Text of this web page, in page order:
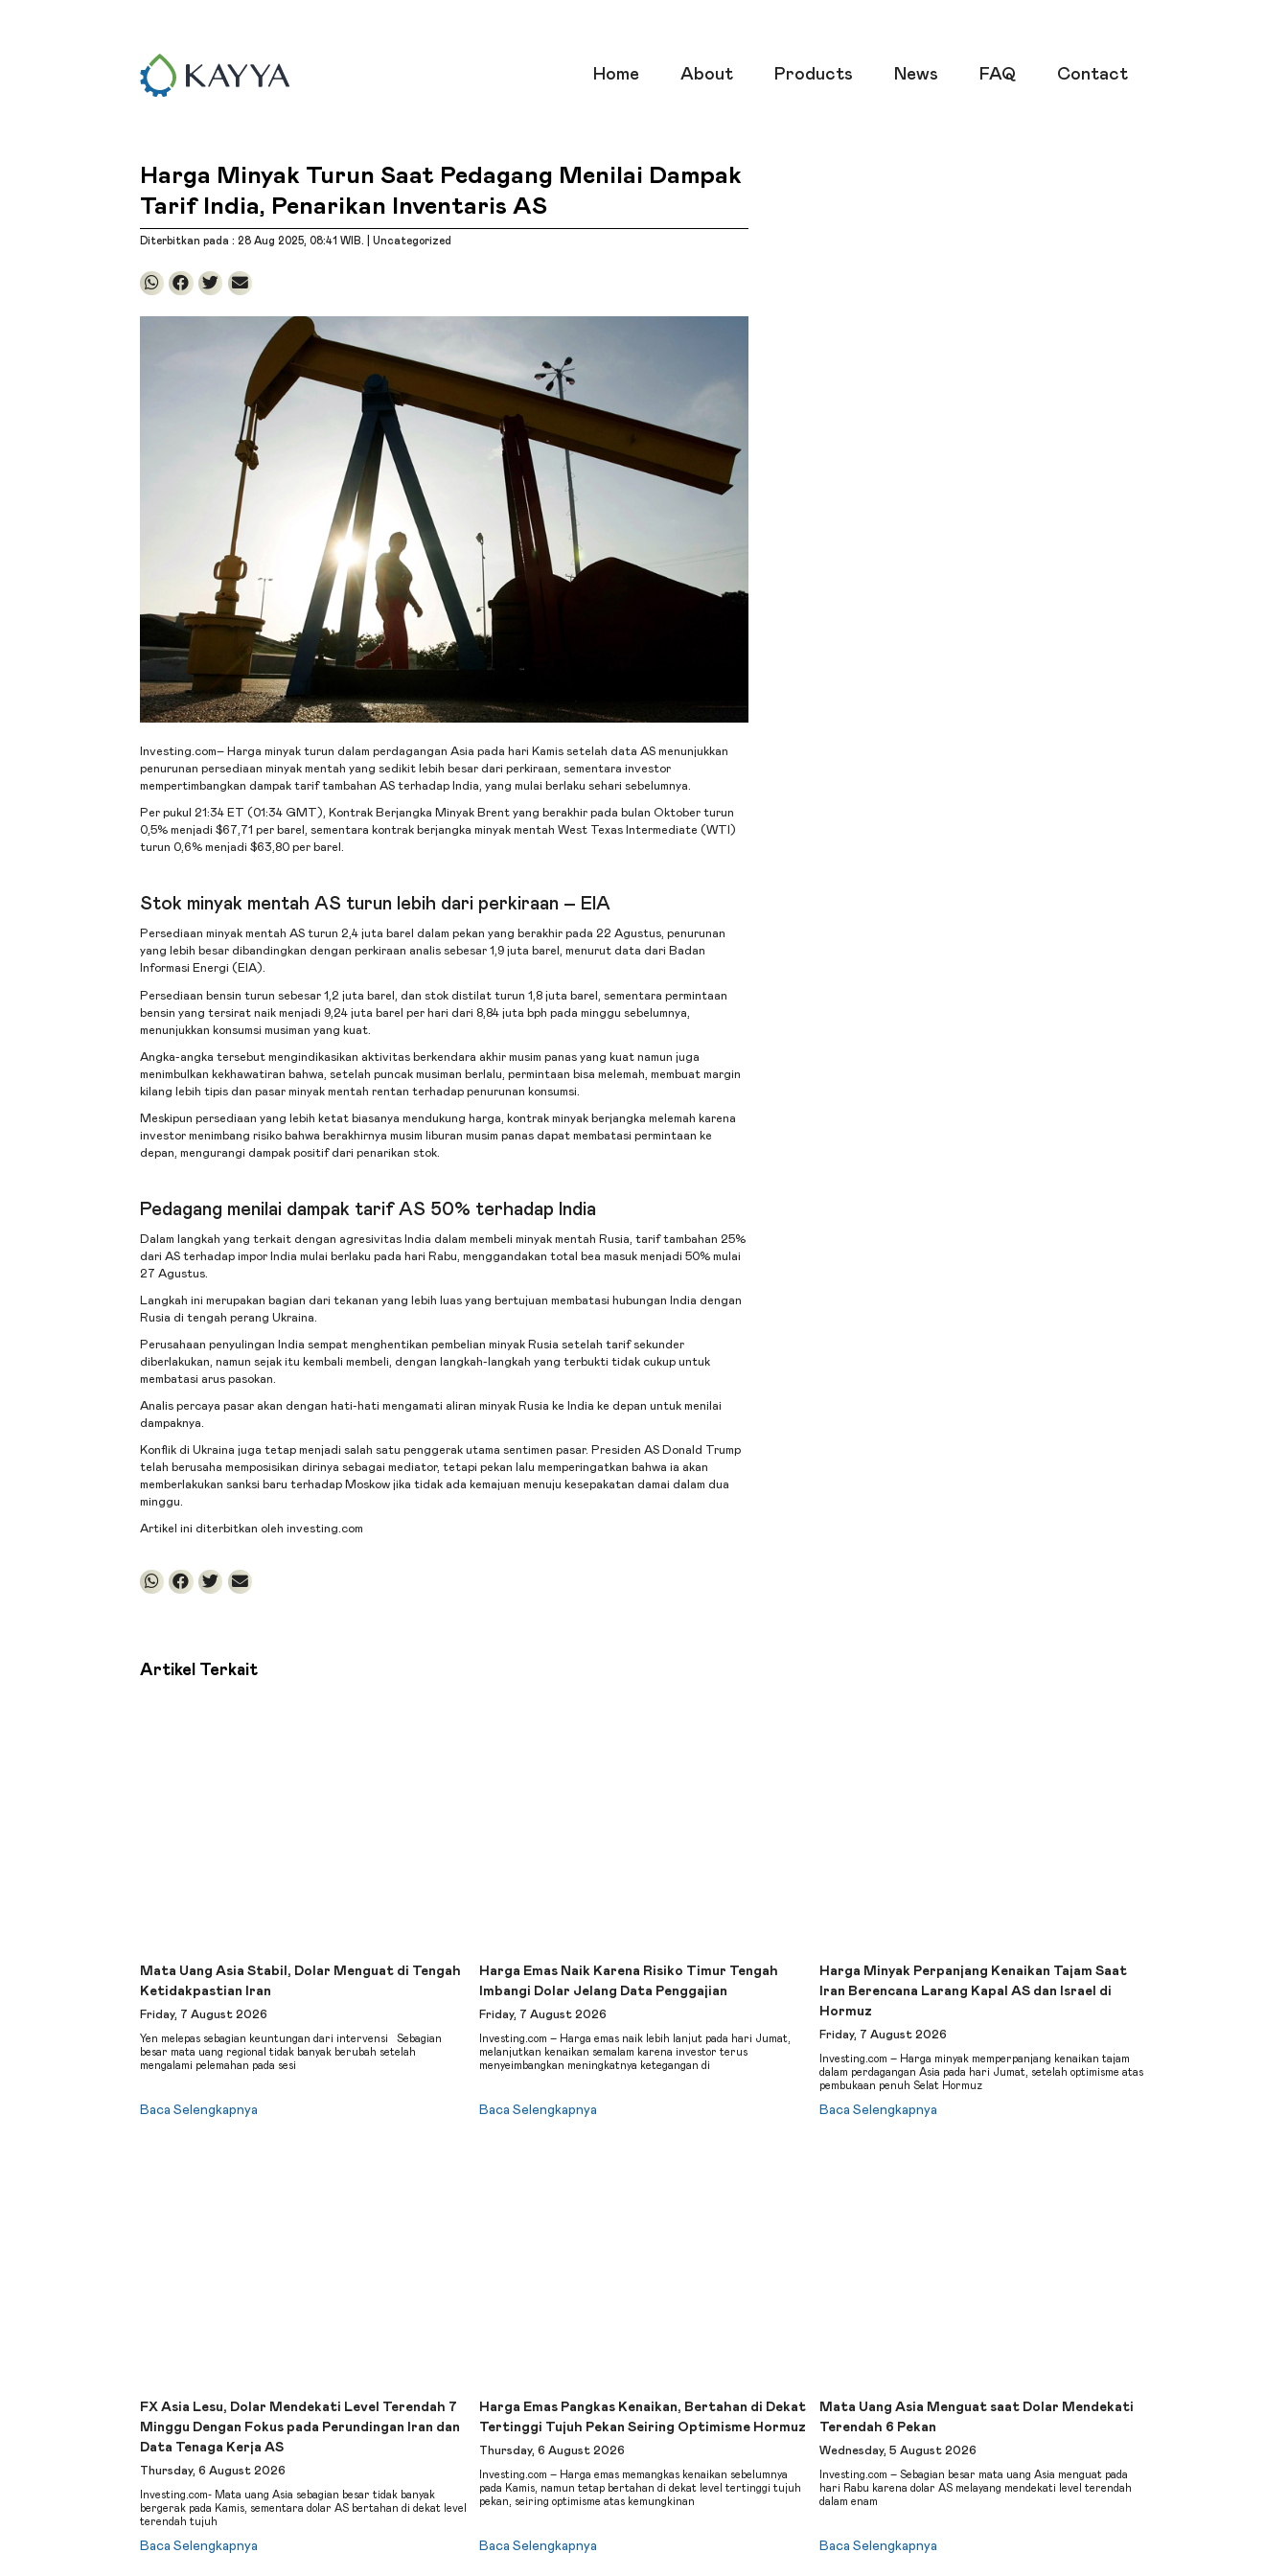
Home About Products News FAQ Contact
Harga Minyak Turun Saat Pedagang Menilai Dampak
Tarif India, Penarikan Inventaris AS
Diterbitkan pada : 28 Aug 2025, 08:41 WIB. | Uncategorized
Investing.com– Harga minyak turun dalam perdagangan Asia pada hari Kamis setelah data AS menunjukkan
penurunan persediaan minyak mentah yang sedikit lebih besar dari perkiraan, sementara investor
mempertimbangkan dampak tarif tambahan AS terhadap India, yang mulai berlaku sehari sebelumnya.
Per pukul 21:34 ET (01:34 GMT), Kontrak Berjangka Minyak Brent yang berakhir pada bulan Oktober turun
0,5% menjadi $67,71 per barel, sementara kontrak berjangka minyak mentah West Texas Intermediate (WTI)
turun 0,6% menjadi $63,80 per barel.
Stok minyak mentah AS turun lebih dari perkiraan – EIA
Persediaan minyak mentah AS turun 2,4 juta barel dalam pekan yang berakhir pada 22 Agustus, penurunan
yang lebih besar dibandingkan dengan perkiraan analis sebesar 1,9 juta barel, menurut data dari Badan
Informasi Energi (EIA).
Persediaan bensin turun sebesar 1,2 juta barel, dan stok distilat turun 1,8 juta barel, sementara permintaan
bensin yang tersirat naik menjadi 9,24 juta barel per hari dari 8,84 juta bph pada minggu sebelumnya,
menunjukkan konsumsi musiman yang kuat.
Angka-angka tersebut mengindikasikan aktivitas berkendara akhir musim panas yang kuat namun juga
menimbulkan kekhawatiran bahwa, setelah puncak musiman berlalu, permintaan bisa melemah, membuat margin
kilang lebih tipis dan pasar minyak mentah rentan terhadap penurunan konsumsi.
Meskipun persediaan yang lebih ketat biasanya mendukung harga, kontrak minyak berjangka melemah karena
investor menimbang risiko bahwa berakhirnya musim liburan musim panas dapat membatasi permintaan ke
depan, mengurangi dampak positif dari penarikan stok.
Pedagang menilai dampak tarif AS 50% terhadap India
Dalam langkah yang terkait dengan agresivitas India dalam membeli minyak mentah Rusia, tarif tambahan 25%
dari AS terhadap impor India mulai berlaku pada hari Rabu, menggandakan total bea masuk menjadi 50% mulai
27 Agustus.
Langkah ini merupakan bagian dari tekanan yang lebih luas yang bertujuan membatasi hubungan India dengan
Rusia di tengah perang Ukraina.
Perusahaan penyulingan India sempat menghentikan pembelian minyak Rusia setelah tarif sekunder
diberlakukan, namun sejak itu kembali membeli, dengan langkah-langkah yang terbukti tidak cukup untuk
membatasi arus pasokan.
Analis percaya pasar akan dengan hati-hati mengamati aliran minyak Rusia ke India ke depan untuk menilai
dampaknya.
Konflik di Ukraina juga tetap menjadi salah satu penggerak utama sentimen pasar. Presiden AS Donald Trump
telah berusaha memposisikan dirinya sebagai mediator, tetapi pekan lalu memperingatkan bahwa ia akan
memberlakukan sanksi baru terhadap Moskow jika tidak ada kemajuan menuju kesepakatan damai dalam dua
minggu.
Artikel ini diterbitkan oleh investing.com
Artikel Terkait
Mata Uang Asia Stabil, Dolar Menguat di Tengah
Ketidakpastian Iran
Friday, 7 August 2026
Yen melepas sebagian keuntungan dari intervensi Sebagian
besar mata uang regional tidak banyak berubah setelah
mengalami pelemahan pada sesi
Baca Selengkapnya
Harga Emas Naik Karena Risiko Timur Tengah
Imbangi Dolar Jelang Data Penggajian
Friday, 7 August 2026
Investing.com – Harga emas naik lebih lanjut pada hari Jumat,
melanjutkan kenaikan semalam karena investor terus
menyeimbangkan meningkatnya ketegangan di
Baca Selengkapnya
Harga Minyak Perpanjang Kenaikan Tajam Saat
Iran Berencana Larang Kapal AS dan Israel di
Hormuz
Friday, 7 August 2026
Investing.com – Harga minyak memperpanjang kenaikan tajam
dalam perdagangan Asia pada hari Jumat, setelah optimisme atas
pembukaan penuh Selat Hormuz
Baca Selengkapnya
FX Asia Lesu, Dolar Mendekati Level Terendah 7
Minggu Dengan Fokus pada Perundingan Iran dan
Data Tenaga Kerja AS
Thursday, 6 August 2026
Investing.com- Mata uang Asia sebagian besar tidak banyak
bergerak pada Kamis, sementara dolar AS bertahan di dekat level
terendah tujuh
Baca Selengkapnya
Harga Emas Pangkas Kenaikan, Bertahan di Dekat
Tertinggi Tujuh Pekan Seiring Optimisme Hormuz
Thursday, 6 August 2026
Investing.com – Harga emas memangkas kenaikan sebelumnya
pada Kamis, namun tetap bertahan di dekat level tertinggi tujuh
pekan, seiring optimisme atas kemungkinan
Baca Selengkapnya
Mata Uang Asia Menguat saat Dolar Mendekati
Terendah 6 Pekan
Wednesday, 5 August 2026
Investing.com – Sebagian besar mata uang Asia menguat pada
hari Rabu karena dolar AS melayang mendekati level terendah
dalam enam
Baca Selengkapnya